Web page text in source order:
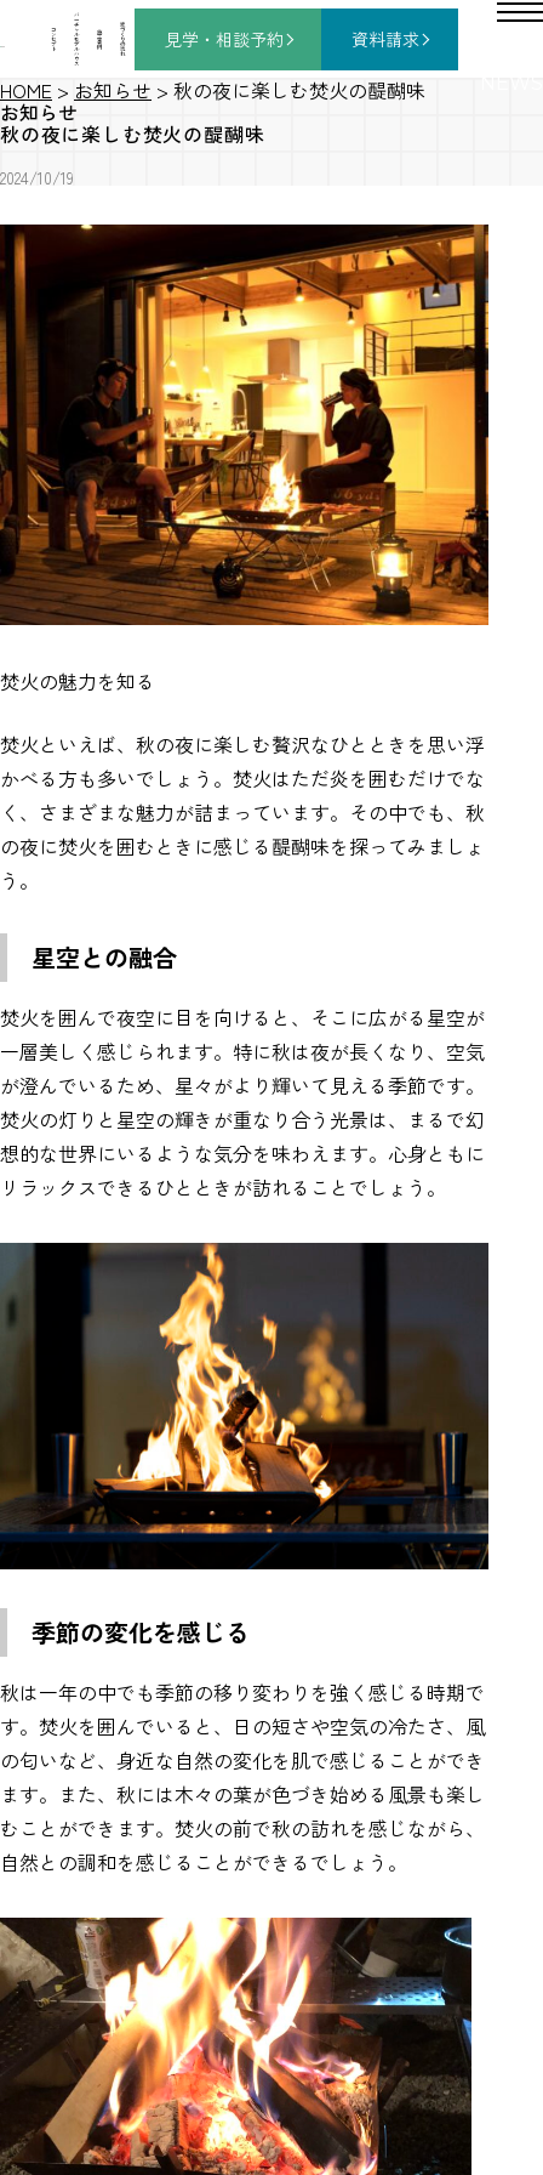
コ
ン
セ
プ
ト
バ
ー
チ
ャ
ル
モ
デ
ル
ハ
ウ
ス
施
工
事
例
家
づ
く
り
の
流
れ
見学・相談予約 資料請求
HOME > お知らせ > 秋の夜に楽しむ焚火の醍醐味
お知らせ
秋の夜に楽しむ焚火の醍醐味
2024/10/19
焚火の魅力を知る
焚火といえば、秋の夜に楽しむ贅沢なひとときを思い浮
かべる方も多いでしょう。焚火はただ炎を囲むだけでな
く、さまざまな魅力が詰まっています。その中でも、秋
の夜に焚火を囲むときに感じる醍醐味を探ってみましょ
う。
星空との融合
焚火を囲んで夜空に目を向けると、そこに広がる星空が
一層美しく感じられます。特に秋は夜が長くなり、空気
が澄んでいるため、星々がより輝いて見える季節です。
焚火の灯りと星空の輝きが重なり合う光景は、まるで幻
想的な世界にいるような気分を味わえます。心身ともに
リラックスできるひとときが訪れることでしょう。
季節の変化を感じる
秋は一年の中でも季節の移り変わりを強く感じる時期で
す。焚火を囲んでいると、日の短さや空気の冷たさ、風
の匂いなど、身近な自然の変化を肌で感じることができ
ます。また、秋には木々の葉が色づき始める風景も楽し
むことができます。焚火の前で秋の訪れを感じながら、
自然との調和を感じることができるでしょう。